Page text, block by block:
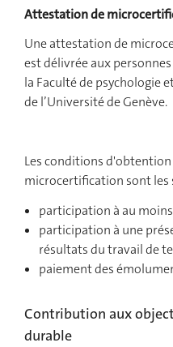
Attestation de
Une attestation de
est délivrée aux
la Faculté de psychologie
de l’Université de Genève.
Les conditions
microcertification sont les
participation à au
participation à une
résultats du travail de
paiement des
Contribution aux
durable